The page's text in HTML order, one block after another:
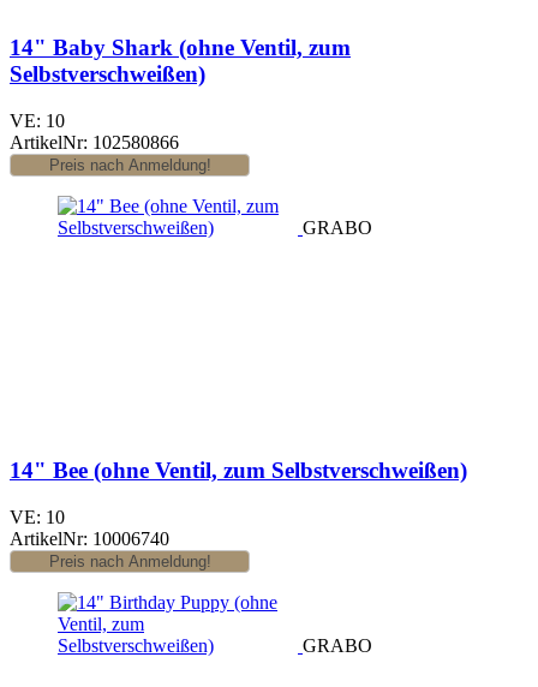
14" Baby Shark (ohne Ventil, zum
Selbstverschweißen)
VE: 10
ArtikelNr: 102580866
GRABO
14" Bee (ohne Ventil, zum Selbstverschweißen)
VE: 10
ArtikelNr: 10006740
GRABO